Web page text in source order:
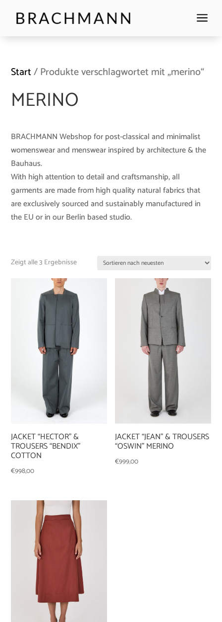
a
Start/ Produkte verschlagwortet mit „merino“
MERINO
BRACHMANN Webshop for post-classical and minimalist
womenswear and menswear inspired by architecture & the
Bauhaus.
With high attention to detail and craftsmanship, all
garments are made from high quality natural fabrics that
are exclusively sourced and sustainably manufactured in
the EU or in our Berlin based studio.
Zeigt alle 3 Ergebnisse
JACKET “HECTOR” &
TROUSERS “BENDIX”
COTTON
€998,00
JACKET “JEAN” & TROUSERS
“OSWIN” MERINO
€999,00